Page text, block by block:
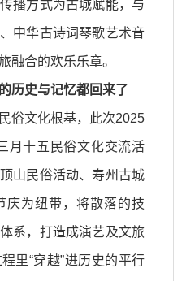
播方式为古城赋能，与
中华古诗词琴歌艺术音
融合的欢乐乐章。
历史与记忆都回来了
俗文化根基，此次2025
月十五民俗文化交流活
山民俗活动、寿州古城
庆为纽带，将散落的技
系，打造成演艺及文旅
里“穿越”进历史的平行